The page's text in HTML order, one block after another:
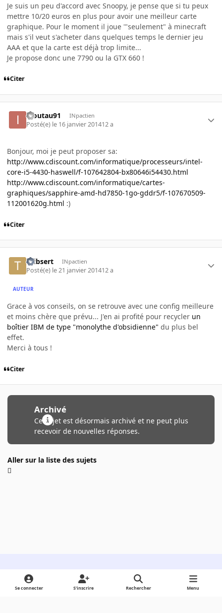
Je suis un peu d'accord avec Snoopy, je pense que si tu peux
mettre 10/20 euros en plus pour avoir une meilleur carte
graphique. Pour le moment il joue '"seulement" à minecraft
mais s'il veut s'acheter dans quelques temps le dernier jeu
AAA et que la carte est déjà trop limite...
Je propose donc une 7790 ou la GTX 660 !
Citer
inoutau91 INpactien
Posté(e) le 16 janvier 201412 a
Bonjour, moi je peut proposer sa:
http://www.cdiscount.com/informatique/processeurs/intel-
core-i5-4430-haswell/f-107642804-bx80646i54430.html
http://www.cdiscount.com/informatique/cartes-
graphiques/sapphire-amd-hd7850-1go-gddr5/f-107670509-
112001620g.html :)
Citer
thibsert INpactien
Posté(e) le 21 janvier 201412 a
AUTEUR
Grace à vos conseils, on se retrouve avec une config meilleure
et moins chère que prévu... J'en ai profité pour recycler un
boîtier IBM de type "monolythe d'obsidienne" du plus bel
effet.
Merci à tous !
Citer
Archivé
Ce sujet est désormais archivé et ne peut plus
recevoir de nouvelles réponses.
Aller sur la liste des sujets
Light ModeDark ModeSystem Preference
Se connecter S’inscrire Rechercher Menu